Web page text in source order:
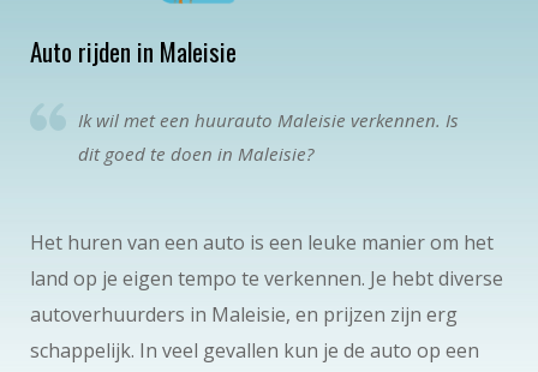
Auto rijden in Maleisie
Ik wil met een huurauto Maleisie verkennen. Is
dit goed te doen in Maleisie?
Het huren van een auto is een leuke manier om het
land op je eigen tempo te verkennen. Je hebt diverse
autoverhuurders in Maleisie, en prijzen zijn erg
schappelijk. In veel gevallen kun je de auto op een